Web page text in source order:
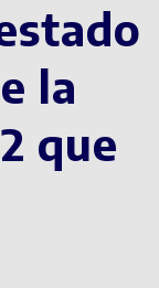
la
que